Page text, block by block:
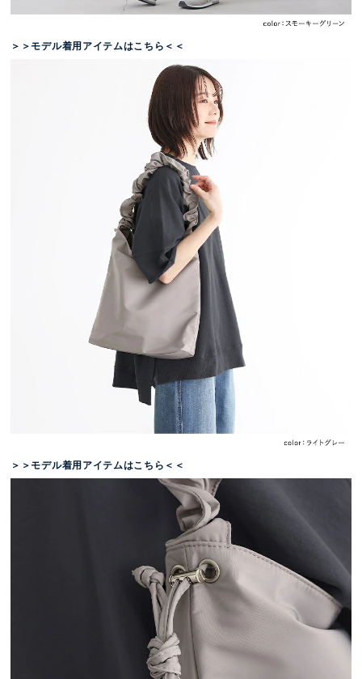
＞＞モデル着用アイテムはこちら＜＜
＞＞モデル着用アイテムはこちら＜＜